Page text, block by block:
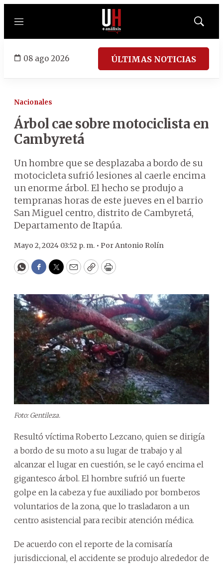
Menú
Mostrar
08 ago 2026 ÚLTIMAS NOTICIAS
Nacionales
Árbol cae sobre motociclista en
Cambyretá
Un hombre que se desplazaba a bordo de su
motocicleta sufrió lesiones al caerle encima
un enorme árbol. El hecho se produjo a
tempranas horas de este jueves en el barrio
San Miguel centro, distrito de Cambyretá,
Departamento de Itapúa.
Mayo 2, 2024 03:52 p. m. • PorAntonio Rolín
WhatsApp
Facebook
Twitter
EmailCopyPrint
Foto: Gentileza.
Resultó víctima Roberto Lezcano, quien se dirigía
a bordo de su moto a su lugar de trabajo y al
alcanzar el lugar en cuestión, se le cayó encima el
gigantesco árbol. El hombre sufrió un fuerte
golpe en la cabeza y fue auxiliado por bomberos
voluntarios de la zona, que lo trasladaron a un
centro asistencial para recibir atención médica.
De acuerdo con el reporte de la comisaría
jurisdiccional, el accidente se produjo alrededor de